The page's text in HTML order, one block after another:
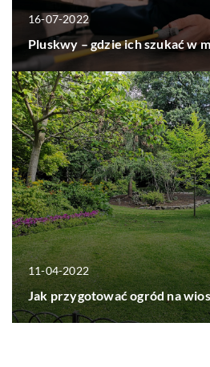
16-07-2022
Pluskwy – gdzie ich szukać w
11-04-2022
Jak przygotować ogród na